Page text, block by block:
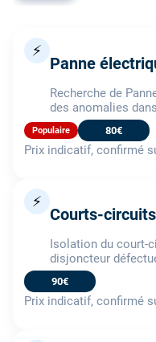
⚡
Panne
Recherche de
des anomalies
Populaire 80€
Prix indicatif, confirmé
⚡
Courts-
Isolation du court-
disjoncteur
90€
Prix indicatif, confirmé